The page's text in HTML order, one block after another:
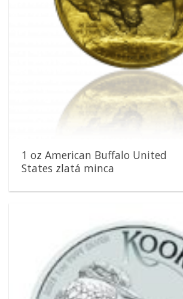
1 oz American Buffalo United
States zlatá minca